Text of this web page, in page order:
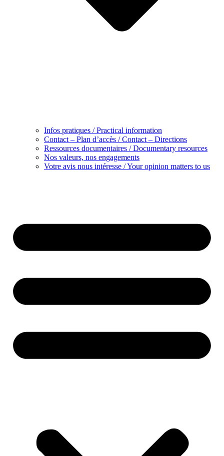
Infos pratiques / Practical information
Contact – Plan d’accès / Contact – Directions
Ressources documentaires / Documentary resources
Nos valeurs, nos engagements
Votre avis nous intéresse / Your opinion matters to us